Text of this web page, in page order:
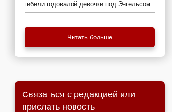
гибели годовалой девочки под Энгельсом
Читать больше
Связаться с редакцией или
прислать новость